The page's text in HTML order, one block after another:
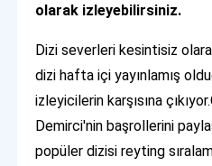
olarak izleyebilirsiniz.
Dizi severleri kesintisiz
dizi hafta içi yayınlamış
izleyicilerin karşısına
Demirci'nin başrollerini
popüler dizisi reyting